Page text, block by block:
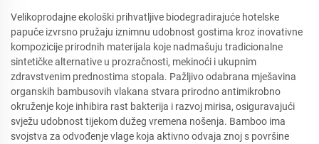
Velikoprodajne ekološki prihvatljive biodegradirajuće hotelske
papuče izvrsno pružaju iznimnu udobnost gostima kroz inovativne
kompozicije prirodnih materijala koje nadmašuju tradicionalne
sintetičke alternative u prozračnosti, mekinoći i ukupnim
zdravstvenim prednostima stopala. Pažljivo odabrana mješavina
organskih bambusovih vlakana stvara prirodno antimikrobno
okruženje koje inhibira rast bakterija i razvoj mirisa, osiguravajući
svježu udobnost tijekom dužeg vremena nošenja. Bamboo ima
svojstva za odvođenje vlage koja aktivno odvaja znoj s površine